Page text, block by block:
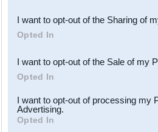
Downstream Participants
third parties.
I want to opt-out of the Sharing of
Opted In
I want to opt-out of the Sale of my
Opted In
I want to opt-out of processing my
Advertising.
Opted In